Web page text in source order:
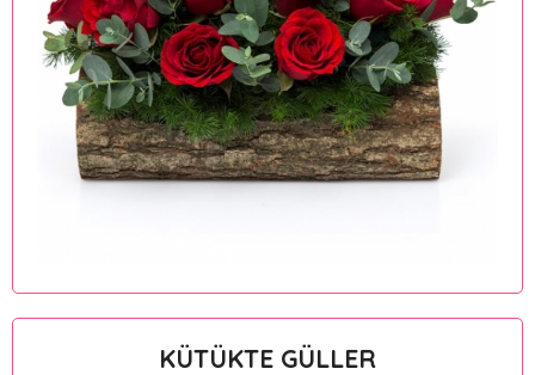
KÜTÜKTE GÜLLER